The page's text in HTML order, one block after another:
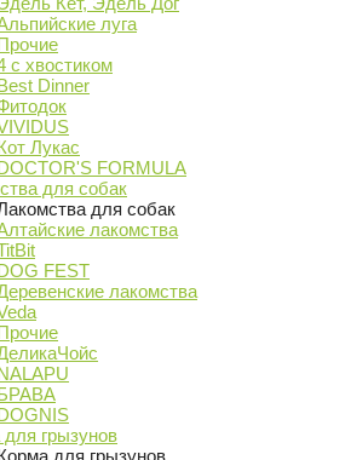
луга
с хвостиком
Dinner
Лукас
FORMULA
для собак
для собак
лакомства
FEST
лакомства
грызунов
для грызунов